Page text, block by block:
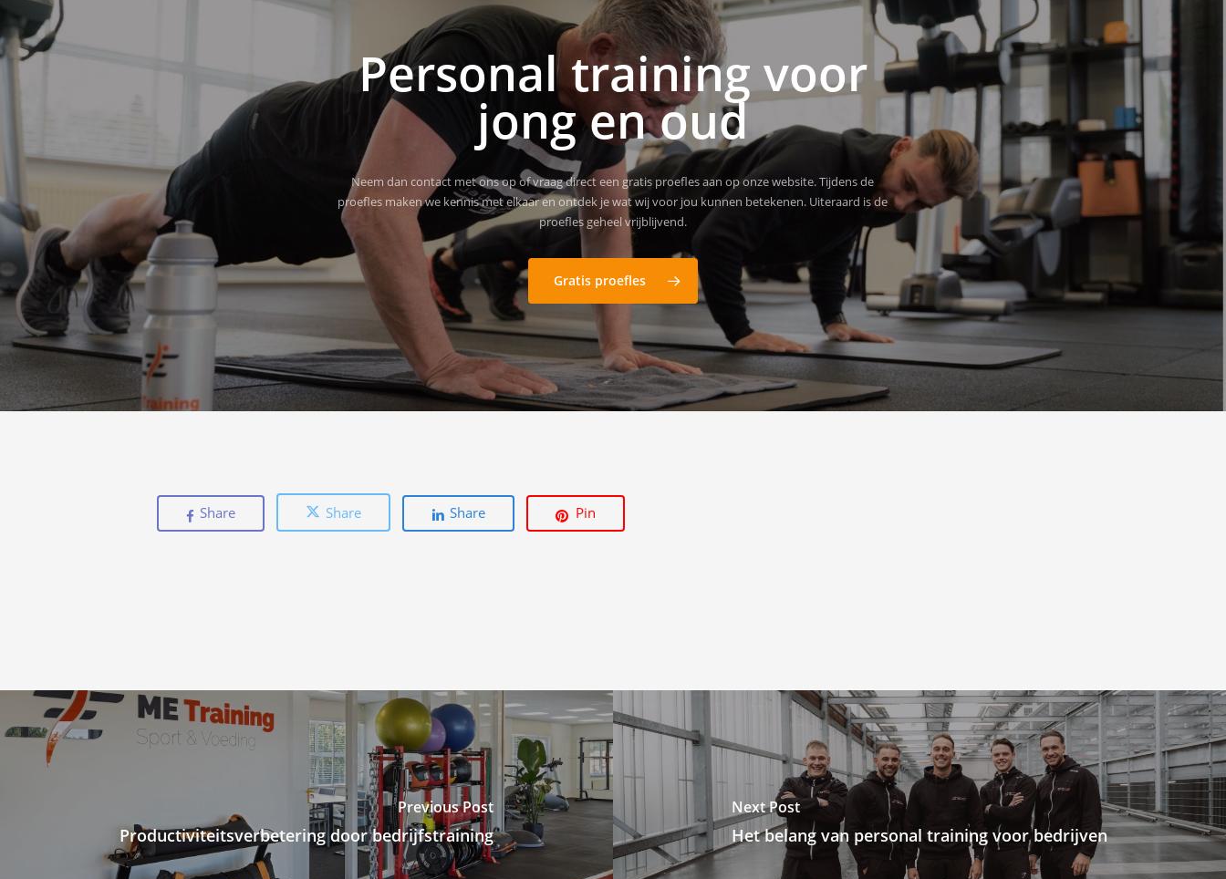
Personal training voor
jong en oud
Neem dan contact met ons op of vraag direct een gratis proefles aan op onze website. Tijdens de
proefles maken we kennis met elkaar en ontdek je wat wij voor jou kunnen betekenen. Uiteraard is de
proefles geheel vrijblijvend.
Gratis proefles
Share Share Share Pin
Previous Post
Productiviteitsverbetering door bedrijfstraining
Next Post
Het belang van personal training voor bedrijven